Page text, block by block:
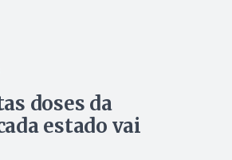
doses da
estado vai